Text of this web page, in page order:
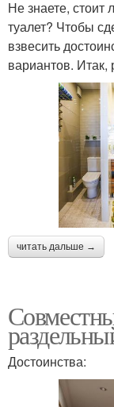
Не знаете,
туалет? Чтобы
взвесить
вариантов.
читать дальше →
Достоинства: